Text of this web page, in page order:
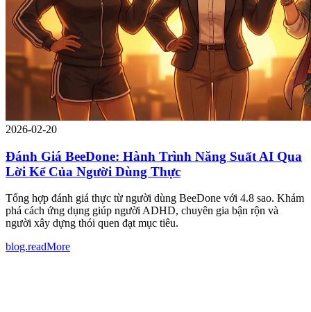
2026-02-20
Đánh Giá BeeDone: Hành Trình Năng Suất AI Qua
Lời Kể Của Người Dùng Thực
Tổng hợp đánh giá thực từ người dùng BeeDone với 4.8 sao. Khám
phá cách ứng dụng giúp người ADHD, chuyên gia bận rộn và
người xây dựng thói quen đạt mục tiêu.
blog.readMore